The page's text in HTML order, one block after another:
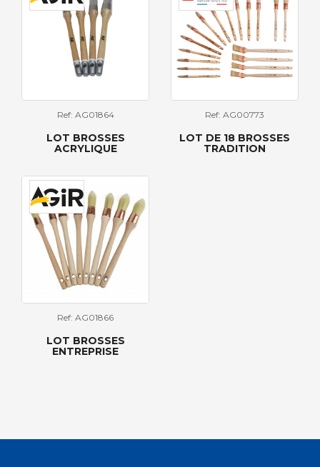
Ref: AG01864
LOT BROSSES
ACRYLIQUE
Ref: AG00773
LOT DE 18 BROSSES
TRADITION
Ref: AG01866
LOT BROSSES
ENTREPRISE